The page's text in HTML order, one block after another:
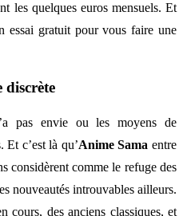
les quelques euros mensuels. Et
essai gratuit pour vous faire une
discrète
pas envie ou les moyens de
Et c’est là qu’Anime Sama entre
considèrent comme le refuge des
nouveautés introuvables ailleurs.
cours, des anciens classiques, et